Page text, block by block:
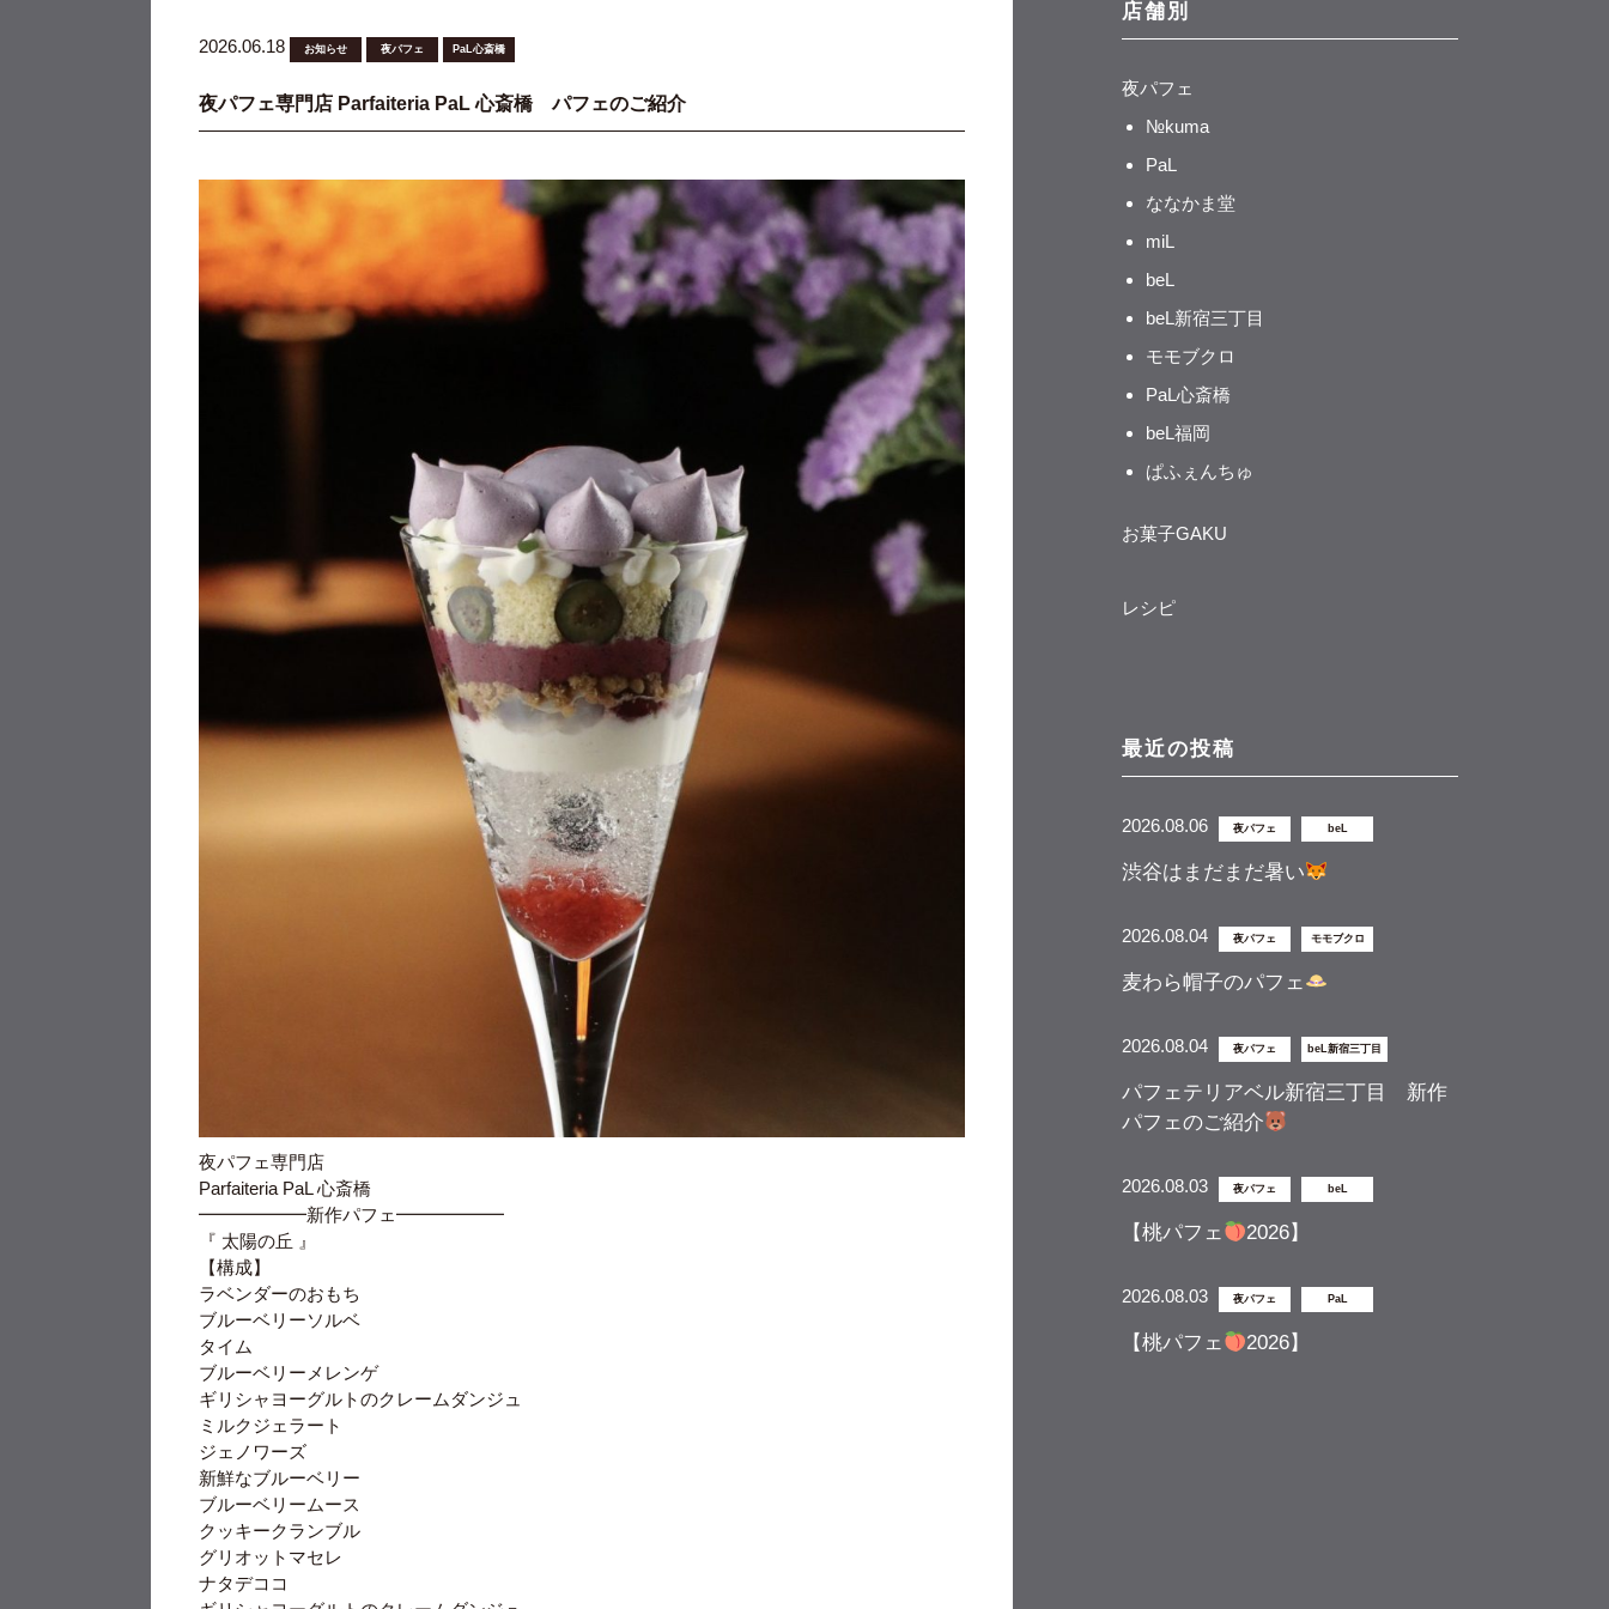
2026.06.18 お知らせ 夜パフェ PaL心斎橋
夜パフェ専門店 Parfaiteria PaL 心斎橋 パフェのご紹介
夜パフェ専門店
Parfaiteria PaL 心斎橋
━━━━━━新作パフェ━━━━━━
『 太陽の丘 』
【構成】
ラベンダーのおもち
ブルーベリーソルベ
タイム
ブルーベリーメレンゲ
ギリシャヨーグルトのクレームダンジュ
ミルクジェラート
ジェノワーズ
新鮮なブルーベリー
ブルーベリームース
クッキークランブル
グリオットマセレ
ナタデココ
店舗別
夜パフェ
№kuma
PaL
ななかま堂
miL
beL
beL新宿三丁目
モモブクロ
PaL心斎橋
beL福岡
ぱふぇんちゅ
お菓子GAKU
レシピ
最近の投稿
2026.08.06 夜パフェ beL
渋谷はまだまだ暑い
2026.08.04 夜パフェ モモブクロ
麦わら帽子のパフェ
2026.08.04 夜パフェ beL新宿三丁目
パフェテリアベル新宿三丁目 新作
パフェのご紹介
2026.08.03 夜パフェ beL
【桃パフェ 2026】
2026.08.03 夜パフェ PaL
【桃パフェ 2026】